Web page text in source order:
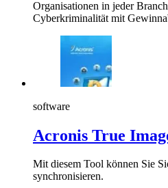
Organisationen in jeder
Cyberkriminalität mit
software
Acronis True
Mit diesem Tool können Sie
synchronisieren.